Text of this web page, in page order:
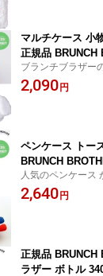
マルチケース 小
正規品 BRUNCH
ラザー ポーチ ト
パン かわいい パ
ブランチブラザー
ー 充電器 ケース 小
2,090 円
ペンケース トー
BRUNCH
ポーチ マルチケ
人気のペンケース
ザー バッテリー 充
ンの形 ふかふか パ
2,640 円
正規品 BRUNCH
ラザー ボトル